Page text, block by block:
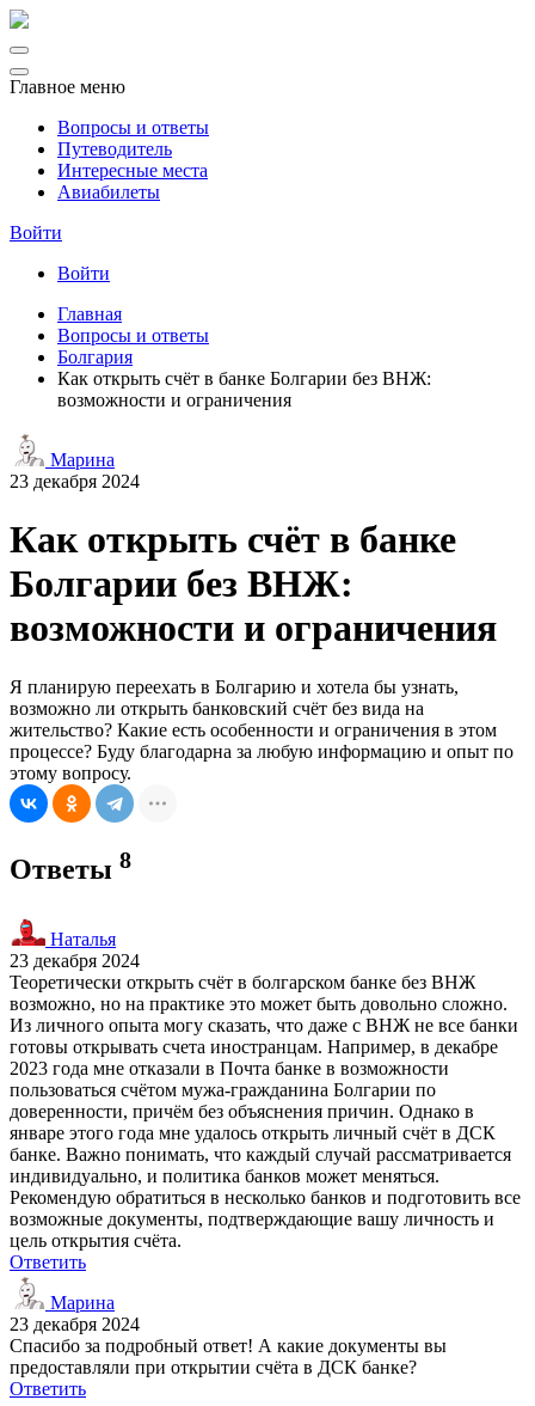
Главное меню
Вопросы и ответы
Путеводитель
Интересные места
Авиабилеты
Войти
Войти
Главная
Вопросы и ответы
Болгария
Как открыть счёт в банке Болгарии без ВНЖ:
возможности и ограничения
Марина
23 декабря 2024
Как открыть счёт в банке
Болгарии без ВНЖ:
возможности и ограничения
Я планирую переехать в Болгарию и хотела бы узнать,
возможно ли открыть банковский счёт без вида на
жительство? Какие есть особенности и ограничения в этом
процессе? Буду благодарна за любую информацию и опыт по
этому вопросу.
Ответы 8
Наталья
23 декабря 2024
Теоретически открыть счёт в болгарском банке без ВНЖ
возможно, но на практике это может быть довольно сложно.
Из личного опыта могу сказать, что даже с ВНЖ не все банки
готовы открывать счета иностранцам. Например, в декабре
2023 года мне отказали в Почта банке в возможности
пользоваться счётом мужа-гражданина Болгарии по
доверенности, причём без объяснения причин. Однако в
январе этого года мне удалось открыть личный счёт в ДСК
банке. Важно понимать, что каждый случай рассматривается
индивидуально, и политика банков может меняться.
Рекомендую обратиться в несколько банков и подготовить все
возможные документы, подтверждающие вашу личность и
цель открытия счёта.
Ответить
Марина
23 декабря 2024
Спасибо за подробный ответ! А какие документы вы
предоставляли при открытии счёта в ДСК банке?
Ответить